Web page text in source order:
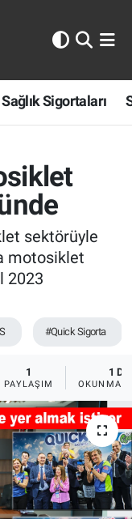
Sağlık Sigortaları
sektörüyle
motosiklet
2023
#Quick Sigorta
1
PAYLAŞIM
1 DK
OKUNMA